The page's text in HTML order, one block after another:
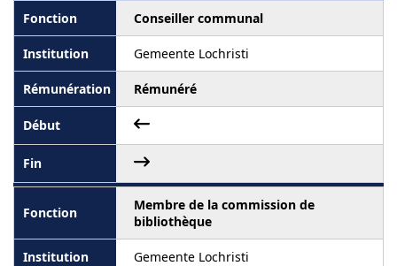
Conseiller communal
Gemeente Lochristi
Rémunéré
Membre de la commission de
bibliothèque
Gemeente Lochristi